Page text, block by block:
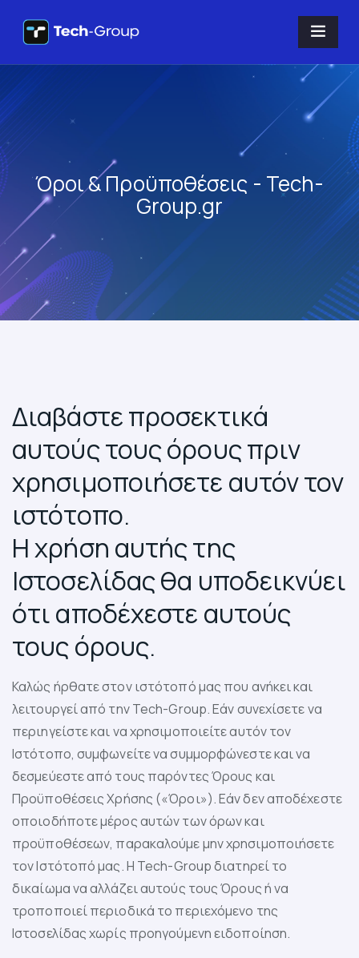
Όροι & Προϋποθέσεις - Tech-
Group.gr
Διαβάστε προσεκτικά
αυτούς τους όρους πριν
χρησιμοποιήσετε αυτόν τον
ιστότοπο.
Η χρήση αυτής της
Ιστοσελίδας θα υποδεικνύει
ότι αποδέχεστε αυτούς
τους όρους.
Καλώς ήρθατε στον ιστότοπό μας που ανήκει και
λειτουργεί από την Tech-Group. Εάν συνεχίσετε να
περιηγείστε και να χρησιμοποιείτε αυτόν τον
Ιστότοπο, συμφωνείτε να συμμορφώνεστε και να
δεσμεύεστε από τους παρόντες Όρους και
Προϋποθέσεις Χρήσης («Όροι»). Εάν δεν αποδέχεστε
οποιοδήποτε μέρος αυτών των όρων και
προϋποθέσεων, παρακαλούμε μην χρησιμοποιήσετε
τον Ιστότοπό μας. Η Tech-Group διατηρεί το
δικαίωμα να αλλάζει αυτούς τους Όρους ή να
τροποποιεί περιοδικά το περιεχόμενο της
Ιστοσελίδας χωρίς προηγούμενη ειδοποίηση.